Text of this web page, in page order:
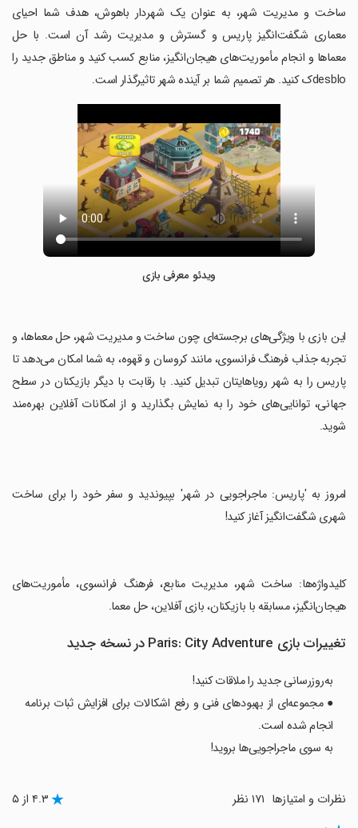
ساخت و مدیریت شهر، به عنوان یک شهردار باهوش، هدف شما احیای
معماری شگفت‌انگیز پاریس و گسترش و مدیریت رشد آن است. با حل
معماها و انجام مأموریت‌های هیجان‌انگیز، منابع کسب کنید و مناطق جدید را
desbloک کنید. هر تصمیم شما بر آینده شهر تاثیرگذار است.
ویدئو معرفی بازی
‏این بازی با ویژگی‌های برجسته‌ای چون ساخت و مدیریت شهر، حل معماها، و
تجربه جذاب فرهنگ فرانسوی، مانند کروسان و قهوه، به شما امکان می‌دهد تا
پاریس را به شهر رویاهایتان تبدیل کنید. با رقابت با دیگر بازیکنان در سطح
جهانی، توانایی‌های خود را به نمایش بگذارید و از امکانات آفلاین بهره‌مند
شوید.
‏امروز به 'پاریس: ماجراجویی در شهر' بپیوندید و سفر خود را برای ساخت
شهری شگفت‌انگیز آغاز کنید!
‏کلیدواژه‌ها: ساخت شهر، مدیریت منابع، فرهنگ فرانسوی، مأموریت‌های
هیجان‌انگیز، مسابقه با بازیکنان، بازی آفلاین، حل معما.
تغییرات بازی Paris: City Adventure در نسخه جدید
به‌روزرسانی جدید را ملاقات کنید!
● مجموعه‌ای از بهبودهای فنی و رفع اشکالات برای افزایش ثبات برنامه
انجام شده است.
به سوی ماجراجویی‌ها بروید!
نظرات و امتیازها ۴.۳ از ۵